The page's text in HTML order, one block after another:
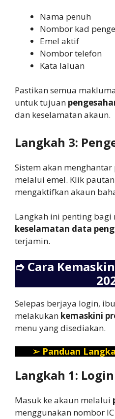
Nama penuh
Nombor kad
Emel aktif
Nombor telefon
Kata laluan
Pastikan semua
untuk tujuan
dan keselamatan akaun.
Langkah 3:
Sistem akan
melalui emel. Klik
mengaktifkan akaun
Langkah ini penting bagi
keselamatan data
terjamin.
➮ Cara
Selepas berjaya login,
melakukan kemaskini
menu yang disediakan.
➢ Panduan
Langkah 1:
Masuk ke akaun melalui
menggunakan nombor